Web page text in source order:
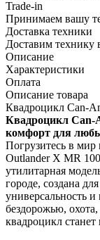
Trade-in
Принимаем вашу
Доставка техники
Доставим
Описание
Характеристики
Оплата
Описание товара
Квадроцикл Can-
Квадроцикл
комфорт для
Погрузитесь в
Outlander X MR
утилитарная
городе, создана
универсальность
бездорожью,
квадроцикл